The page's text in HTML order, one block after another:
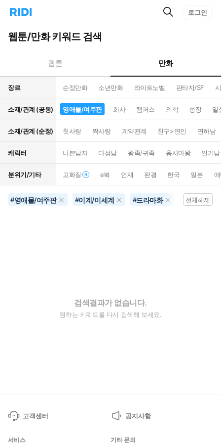
리
홈
으
턴
트
검
로그인
웹툰/만화 키워드 검색
웹툰 만화
장르 순정만화 소년만화 라이트노벨 판타지/SF
소재/관계 (공통) 영애물/여주판 회사 캠퍼스 의학 성장 일
소재/관계 (순정) 첫사랑 짝사랑 계약관계 친구>연인 연하남
캐릭터 나쁜남자 다정남 왕족/귀족 용사마왕 인기남
분위기/기타 고화질 e북 연재 완결 한국 일본
#영애물/여주판 #이계/이세계 #드라마화 별점100개
전체해제
검색결과가 없습니다.
원하는 키워드를 다시 검색해 보세요.
고객센터 공지사항
서비스 기타 문의